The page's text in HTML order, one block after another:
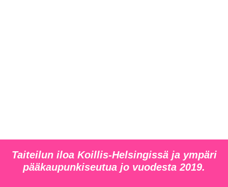
Taiteilun iloa Koillis-Helsingissä ja ympäri
pääkaupunkiseutua jo vuodesta 2019.